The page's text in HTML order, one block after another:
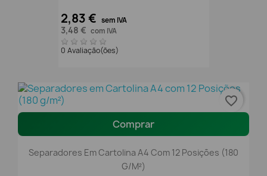
2,83 € sem IVA
3,48 € com IVA
0 Avaliação(ões)
Comprar
Separadores Em Cartolina A4 Com 12 Posições (180
G/m²)
favorite_border